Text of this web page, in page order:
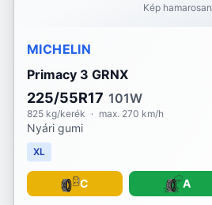
Kép hamarosan
MICHELIN
Primacy 3 GRNX
225/55R17 101W
825 kg/kerék · max. 270 km/h
Nyári gumi
XL
C A